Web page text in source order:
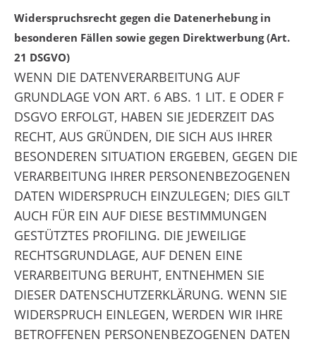
Widerspruchsrecht gegen die Datenerhebung in
besonderen Fällen sowie gegen Direktwerbung (Art.
21 DSGVO)
WENN DIE DATENVERARBEITUNG AUF
GRUNDLAGE VON ART. 6 ABS. 1 LIT. E ODER F
DSGVO ERFOLGT, HABEN SIE JEDERZEIT DAS
RECHT, AUS GRÜNDEN, DIE SICH AUS IHRER
BESONDEREN SITUATION ERGEBEN, GEGEN DIE
VERARBEITUNG IHRER PERSONENBEZOGENEN
DATEN WIDERSPRUCH EINZULEGEN; DIES GILT
AUCH FÜR EIN AUF DIESE BESTIMMUNGEN
GESTÜTZTES PROFILING. DIE JEWEILIGE
RECHTSGRUNDLAGE, AUF DENEN EINE
VERARBEITUNG BERUHT, ENTNEHMEN SIE
DIESER DATENSCHUTZERKLÄRUNG. WENN SIE
WIDERSPRUCH EINLEGEN, WERDEN WIR IHRE
BETROFFENEN PERSONENBEZOGENEN DATEN